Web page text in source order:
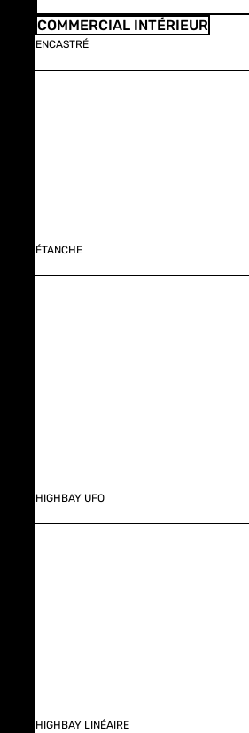
COMMERCIAL INTÉRIEUR
ENCASTRÉ
ÉTANCHE
HIGHBAY UFO
HIGHBAY LINÉAIRE